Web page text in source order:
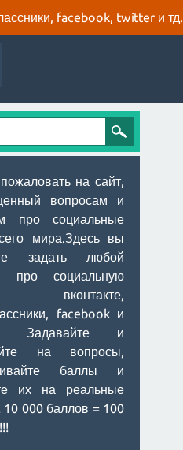
facebook, twitter и тд.
на сайт,
вопросам и
про социальные
мира.Здесь вы
задать любой
про социальную
вконтакте,
facebook и
Задавайте и
на вопросы,
баллы и
их на реальные
10 000 баллов = 100